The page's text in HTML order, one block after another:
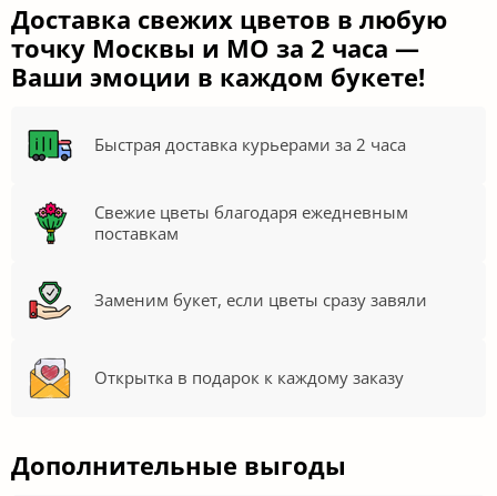
Доставка свежих цветов в любую
точку Москвы и МО за 2 часа —
Ваши эмоции в каждом букете!
Быстрая доставка курьерами за 2 часа
Свежие цветы благодаря ежедневным
поставкам
Заменим букет, если цветы сразу завяли
Открытка в подарок к каждому заказу
Дополнительные выгоды